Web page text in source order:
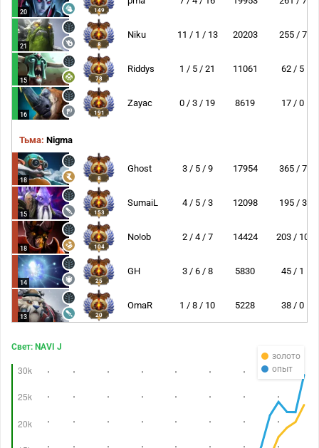
20 149
21 8
Niku 11 / 1 / 13 20203 255 / 7
15 78
Riddys 1 / 5 / 21 11061 62 / 5
16 191
Zayac 0 / 3 / 19 8619 17 / 0
Тьма: Nigma
18 8
Ghost 3 / 5 / 9 17954 365 / 7
15 153
SumaiL 4 / 5 / 3 12098 195 / 3
18 104
No!ob 2 / 4 / 7 14424 203 / 10
14 25
GH 3 / 6 / 8 5830 45 / 1
13 20
OmaR 1 / 8 / 10 5228 38 / 0
золото
опыт
Свет: NAVI J